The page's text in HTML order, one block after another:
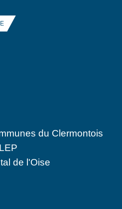
du Clermontois
de l'Oise